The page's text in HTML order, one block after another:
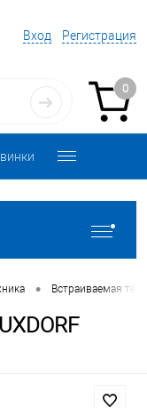
Вход Регистрация
0
• Встраиваемая